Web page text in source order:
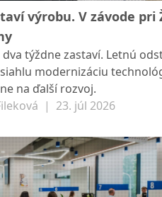
výrobu. V závode pri
týždne zastaví. Letnú
modernizáciu
na ďalší rozvoj.
| 23. júl 2026